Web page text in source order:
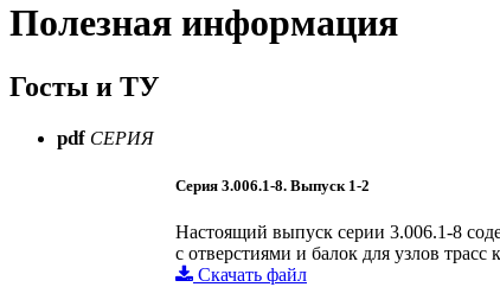
Полезная информация
Госты и ТУ
pdf СЕРИЯ
Серия 3.006.1-8. Выпуск 1-2
Настоящий выпуск серии 3.006.1-8
с отверстиями и балок для узлов трасс
Скачать файл